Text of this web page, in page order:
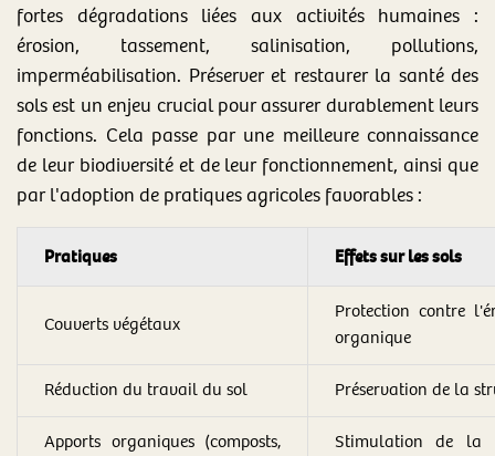
fortes dégradations liées aux activités humaines :
érosion, tassement, salinisation, pollutions,
imperméabilisation. Préserver et restaurer la santé des
sols est un enjeu crucial pour assurer durablement leurs
fonctions. Cela passe par une meilleure connaissance
de leur biodiversité et de leur fonctionnement, ainsi que
par l'adoption de pratiques agricoles favorables :
Pratiques Effets sur les sols
Couverts végétaux
Protection contre
organique
Réduction du travail du sol Préservation de la
Apports organiques (composts,
Stimulation de la